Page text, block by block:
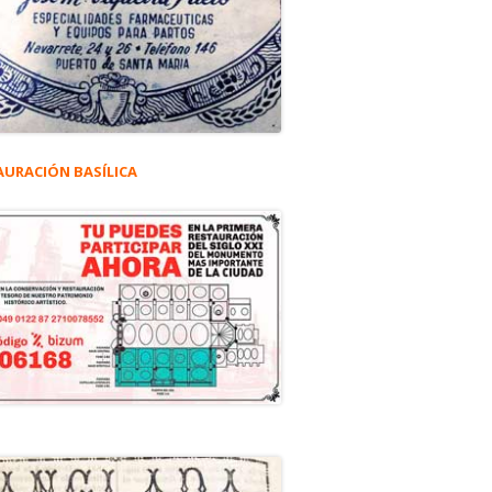
BASÍLICA